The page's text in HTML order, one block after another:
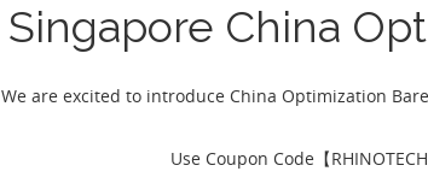
Singapore China
We are excited to introduce China Optimization
Use Coupon Code【